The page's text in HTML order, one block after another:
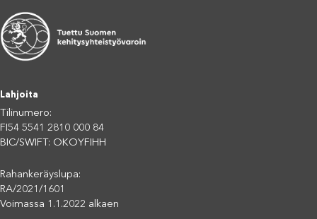
Lahjoita
Tilinumero:
FI54 5541 2810 000 84
BIC/SWIFT: OKOYFIHH
Rahankeräyslupa:
RA/2021/1601
Voimassa 1.1.2022 alkaen